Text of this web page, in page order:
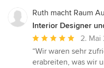
Ruth macht Raum
Interior Designer
Durchschnittliche
Bewertung:
5
2. Mai
“Wir waren sehr
erabreiten, was wir